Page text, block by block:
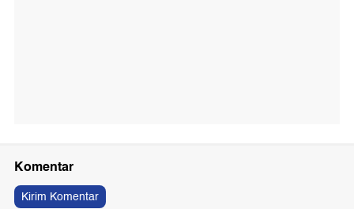
Komentar
Kirim Komentar